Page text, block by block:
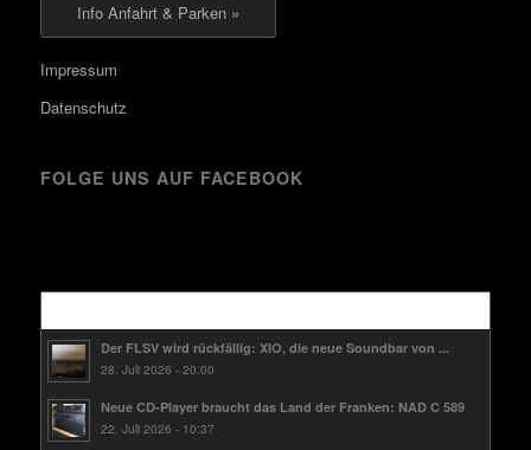
Info Anfahrt & Parken »
Impressum
Datenschutz
FOLGE UNS AUF FACEBOOK
Der FLSV wird rückfällig: XIO, die neue Soundbar von ...
28. Juli 2026 - 20:00
Neue CD-Player braucht das Land der Franken: NAD C 589
22. Juli 2026 - 10:37